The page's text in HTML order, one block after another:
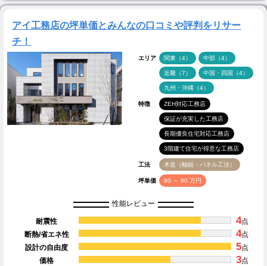
アイ工務店の坪単価とみんなの口コミや評判をリサー
チ！
エリア 関東（4） 中部（4）
近畿（7） 中国・四国（4）
九州・沖縄（4）
特徴 ZEH対応工務店
保証が充実した工務店
長期優良住宅対応工務店
3階建て住宅が得意な工務店
工法 木造（軸組・パネル工法）
坪単価 80 ～ 90 万円
性能レビュー
耐震性 4点
断熱/省エネ性
4点
設計の自由度
5点
価格
3点